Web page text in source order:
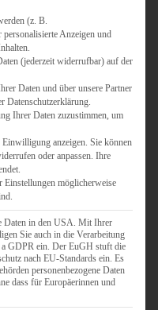
12 bis 14
diese hier)
(z. B.
Anzeigen und
(jederzeit widerrufbar) auf der
Daten und über unsere Partner
Datenschutzerklärung.
Ihrer Daten zuzustimmen, um
anzeigen. Sie können
oder anpassen. Ihre
Einstellungen möglicherweise
Daten in den USA. Mit Ihrer
Sie auch in die Verarbeitung
GDPR ein. Der EuGH stuft die
nach EU-Standards ein. Es
personenbezogene Daten
dass für Europäerinnen und